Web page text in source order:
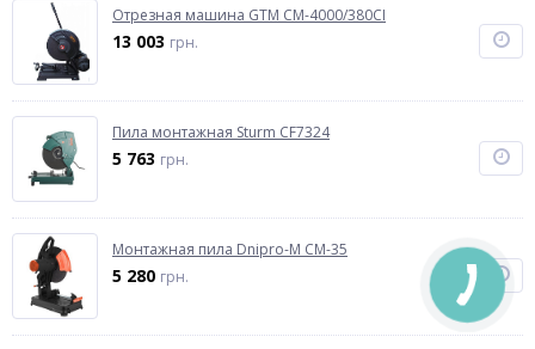
Отрезная машина GTM CM-4000/380CI
13 003 грн.
Пила монтажная Sturm CF7324
5 763 грн.
Монтажная пила Dnipro-M CM-35
5 280 грн.